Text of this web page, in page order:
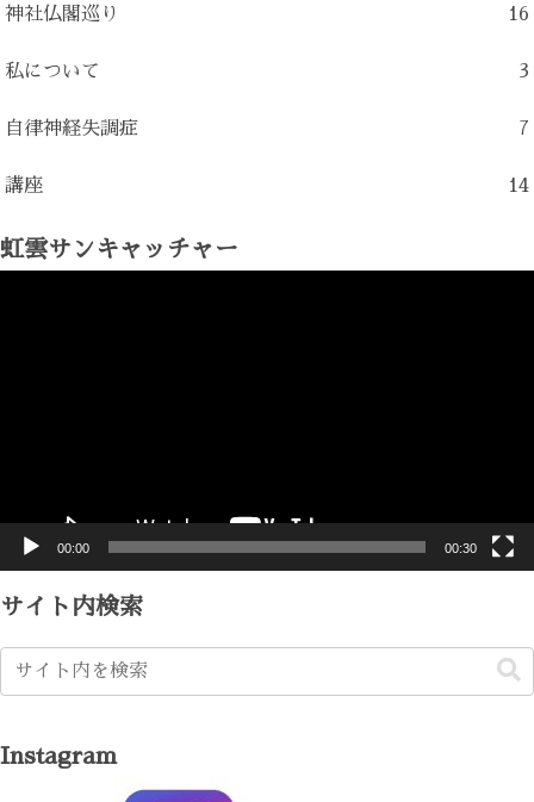
神社仏閣巡り 16
私について 3
自律神経失調症 7
講座 14
虹雲サンキャッチャー
00:00 00:30
サイト内検索
Instagram